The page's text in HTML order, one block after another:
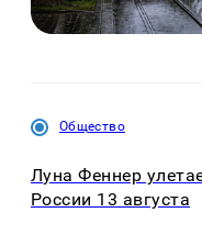
Общество
Луна Феннер
России 13 августа